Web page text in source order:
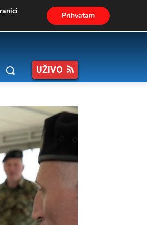
UŽIVO
Prihvatam